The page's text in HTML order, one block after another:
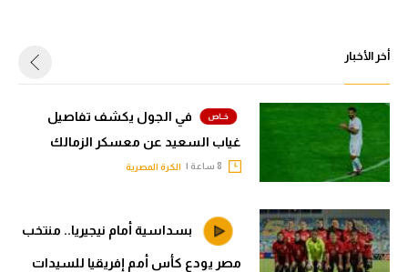
أخر الأخبار
في الجول يكشف تفاصيل
غياب السعيد عن معسكر الزمالك
الكرة المصرية
بسداسية أمام نيجيريا.. منتخب
مصر يودع كأس أمم إفريقيا للسيدات